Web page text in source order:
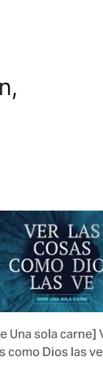
Una sola carne]
como Dios las ve